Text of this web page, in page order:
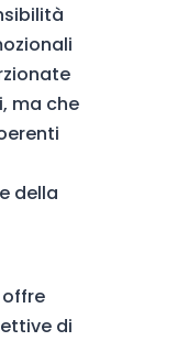
ma che
della
di